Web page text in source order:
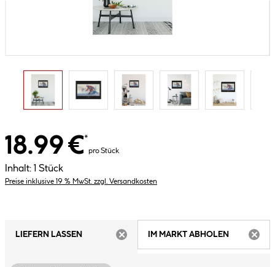
18.99 €*
pro Stück
Inhalt: 1 Stück
Preise inklusive 19 % MwSt. zzgl. Versandkosten
LIEFERN LASSEN
IM MARKT ABHOLEN